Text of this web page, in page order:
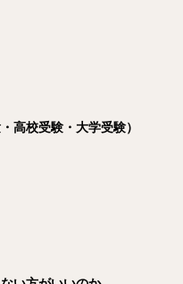
高校受験・大学受験）